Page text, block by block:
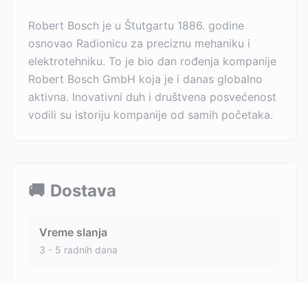
Robert Bosch je u Štutgartu 1886. godine
osnovao Radionicu za preciznu mehaniku i
elektrotehniku. To je bio dan rođenja kompanije
Robert Bosch GmbH koja je i danas globalno
aktivna. Inovativni duh i društvena posvećenost
vodili su istoriju kompanije od samih početaka.
🚚 Dostava
Vreme slanja
3 - 5 radnih dana